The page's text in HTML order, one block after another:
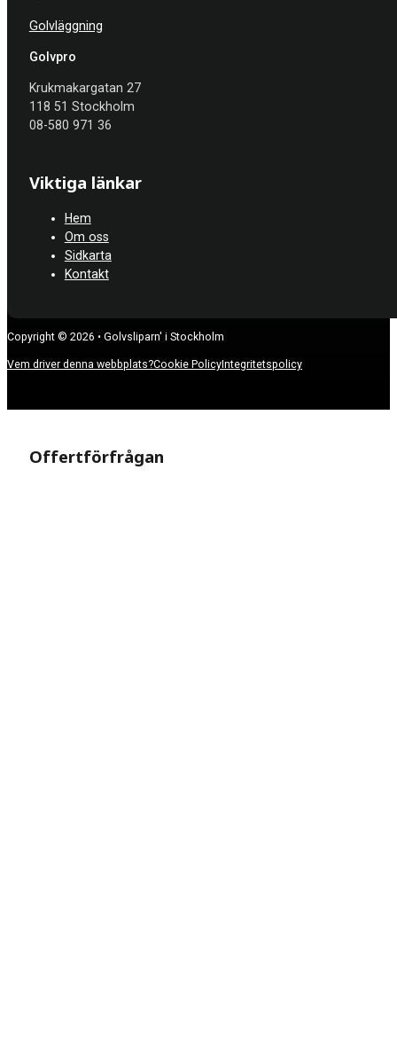
Golvläggning
Golvpro
Krukmakargatan 27
118 51 Stockholm
08-580 971 36
Viktiga länkar
Hem
Om oss
Sidkarta
Kontakt
Copyright © 2026 • Golvsliparn' i Stockholm
Vem driver denna webbplats?Cookie PolicyIntegritetspolicy
Offertförfrågan